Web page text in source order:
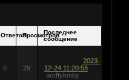
ОтветовПросмотровПоследнее
сообщение
0
29
2023-
12-24 11:20:58
ocrffykmby